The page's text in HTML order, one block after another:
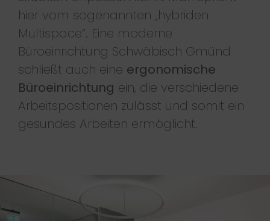
hier vom sogenannten „hybriden
Multispace“. Eine moderne
Büroeinrichtung Schwäbisch Gmünd
schließt auch eine ergonomische
Büroeinrichtung ein, die verschiedene
Arbeitspositionen zulässt und somit ein
gesundes Arbeiten ermöglicht.